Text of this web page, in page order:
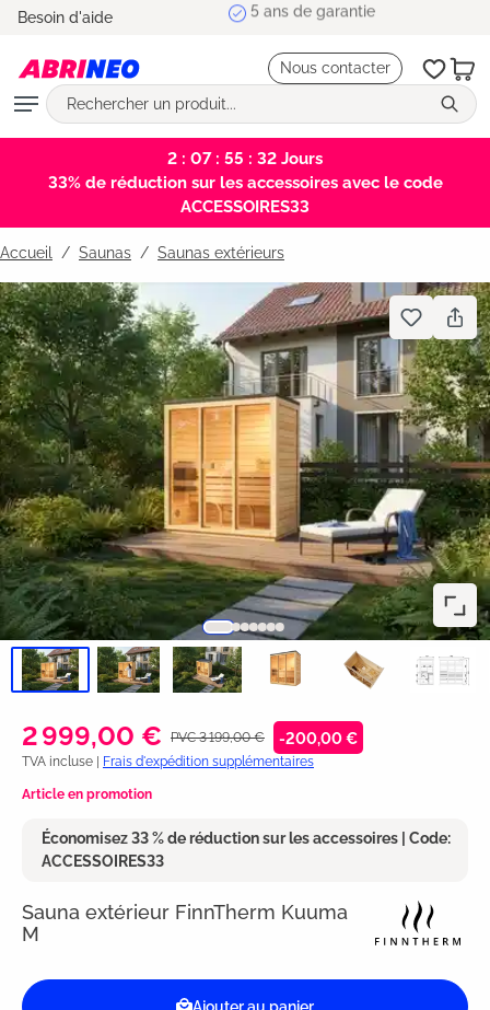
principal
Besoin d'aide 5 ans de garantie
Nous contacter
2 : 07 : 55 : 31Jours
33% de réduction sur les accessoires avec le code
ACCESSOIRES33
Accueil Saunas / Saunas extérieurs
Bildergalerie überspringen
2 999,00 € PVC 3 199,00 € -200,00 €
TVA incluse | Frais d'expédition supplémentaires
Article en promotion
Économisez 33 % de réduction sur les accessoires | Code:
ACCESSOIRES33
Sauna extérieur FinnTherm Kuuma
M